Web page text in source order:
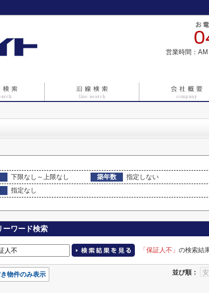
営業時間：
下限なし～上限なし 築年数
指定しない
指定なし
ーワード検索
「保証人不」 の検索結
並び順：
物件のみ表示